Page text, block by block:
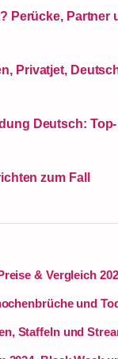
Perücke, Partner
Privatjet,
Deutsch: Top-
zum Fall
& Vergleich
und
Staffeln und